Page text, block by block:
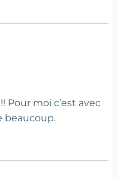
Pour moi c’est avec
beaucoup.